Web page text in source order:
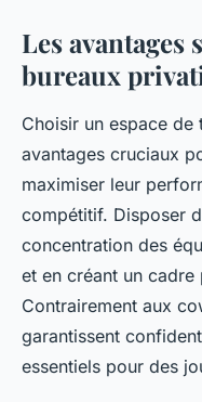
Les avantages
bureaux
Choisir un espace
avantages cruciaux
maximiser leur
compétitif. Disposer
concentration des
et en créant un
Contrairement aux
garantissent
essentiels pour des